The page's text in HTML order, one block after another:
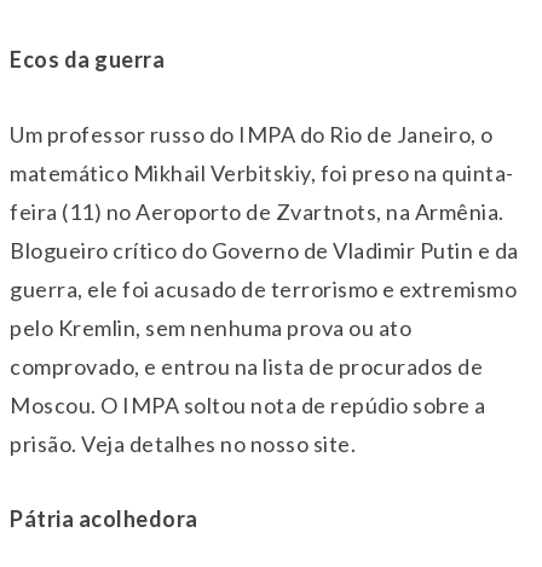
Ecos da guerra
Um professor russo do IMPA do Rio de Janeiro, o
matemático Mikhail Verbitskiy, foi preso na quinta-
feira (11) no Aeroporto de Zvartnots, na Armênia.
Blogueiro crítico do Governo de Vladimir Putin e da
guerra, ele foi acusado de terrorismo e extremismo
pelo Kremlin, sem nenhuma prova ou ato
comprovado, e entrou na lista de procurados de
Moscou. O IMPA soltou nota de repúdio sobre a
prisão. Veja detalhes no nosso site.
Pátria acolhedora